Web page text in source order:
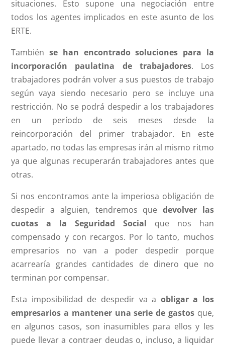
situaciones. Esto supone una negociación entre
todos los agentes implicados en este asunto de los
ERTE.
Tambiénse han encontrado soluciones para la
incorporación paulatina de trabajadores. Los
trabajadores podrán volver a sus puestos de trabajo
según vaya siendo necesario pero se incluye una
restricción. No se podrá despedir a los trabajadores
en un período de seis meses desde la
reincorporación del primer trabajador. En este
apartado, no todas las empresas irán al mismo ritmo
ya que algunas recuperarán trabajadores antes que
otras.
Si nos encontramos ante la imperiosa obligación de
despedir a alguien, tendremos que devolver las
cuotas a la Seguridad Social que nos han
compensado y con recargos. Por lo tanto, muchos
empresarios no van a poder despedir porque
acarrearía grandes cantidades de dinero que no
terminan por compensar.
Esta imposibilidad de despedir va a obligar a los
empresarios a mantener una serie de gastosque,
en algunos casos, son inasumibles para ellos y les
puede llevar a contraer deudas o, incluso, a liquidar